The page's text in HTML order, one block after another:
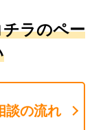
ラのペー
談の流れ